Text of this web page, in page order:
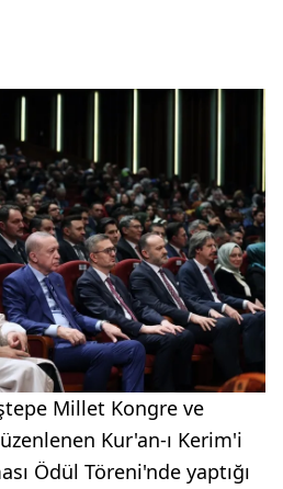
Millet Kongre ve
Kur'an-ı Kerim'i
Ödül Töreni'nde yaptığı